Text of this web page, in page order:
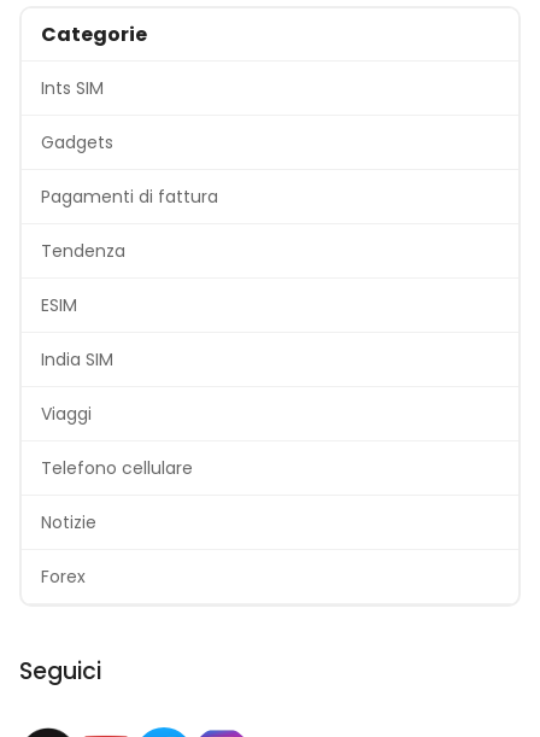
Categorie
Ints SIM
Gadgets
Pagamenti di fattura
Tendenza
ESIM
India SIM
Viaggi
Telefono cellulare
Notizie
Forex
Seguici